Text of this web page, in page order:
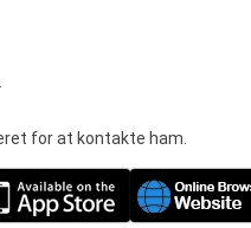
for at kontakte ham.